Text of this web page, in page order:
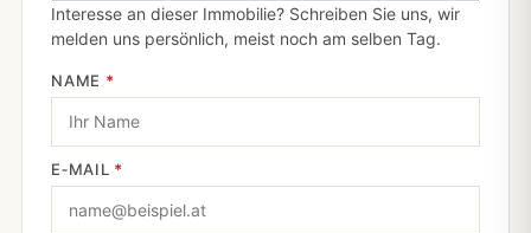
Interesse an dieser Immobilie? Schreiben Sie uns, wir
melden uns persönlich, meist noch am selben Tag.
NAME *
E‑MAIL *